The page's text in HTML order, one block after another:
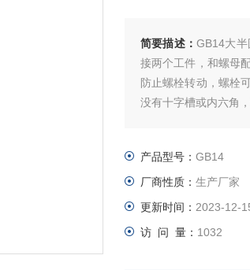
简要描述： GB14大
接两个工件，和螺母
防止螺栓转动，螺栓
没有十字槽或内六角
产品型号： GB14
厂商性质： 生产厂家
更新时间： 2023-12-
访 问 量： 1032